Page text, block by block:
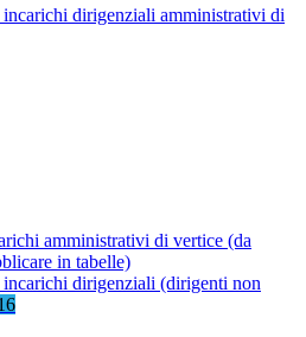
dirigenziali amministrativi di
amministrativi di vertice (da
in tabelle)
dirigenziali (dirigenti non